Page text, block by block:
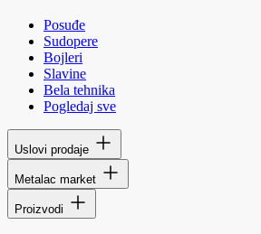
Posuđe
Sudopere
Bojleri
Slavine
Bela tehnika
Pogledaj sve
Uslovi prodaje
Metalac market
Proizvodi